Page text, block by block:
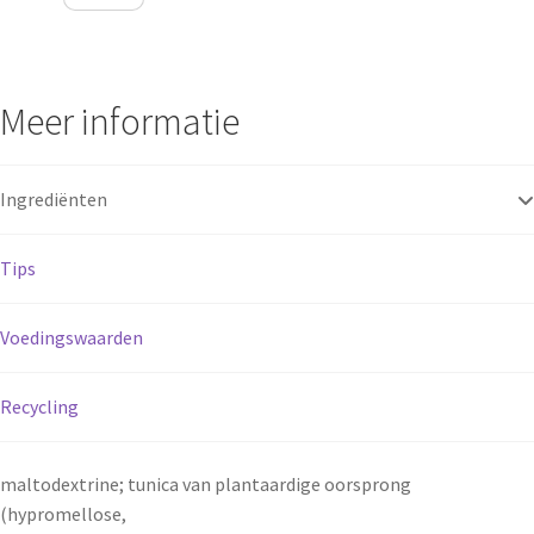
Meer informatie
Ingrediënten
Tips
Voedingswaarden
Recycling
maltodextrine; tunica van plantaardige oorsprong
(hypromellose,